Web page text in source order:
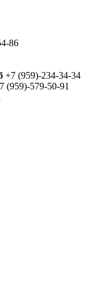
86
+7 (959)-234-34-34
(959)-579-50-91